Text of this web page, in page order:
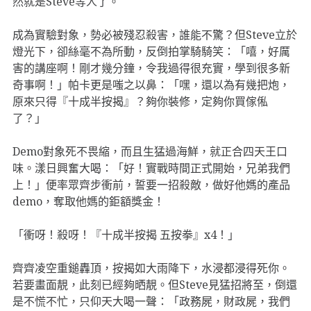
成為實驗對象，勢必被殘忍殺害，誰能不驚？但Steve立於
燈光下，卻絲毫不為所動，反倒拍掌騎騎笑：「嘻，好厲
害的講座啊！剛才幾分鐘，令我過得很充實，學到很多新
奇事啊！」帕卡更是嗤之以鼻：「嘿，還以為有幾把炮，
原來只得『十成半按揭』？夠你裝修，定夠你買傢俬
了？」
Demo對象死不畏縮，而且生猛過海鮮，就正合四天王口
味。漾日興奮大喝：「好！實戰時間正式開始，兄弟我們
上！」便率眾齊步衝前，誓要一招殺敵，做好他媽的產品
demo，奪取他媽的鉅額獎金！
「衝呀！殺呀！『十成半按揭 五按拳』x4！」
齊齊凌空重鎚轟頂，按揭如大雨降下，水浸都浸得死你。
若要畫面靚，此刻已經夠晒靚。但Steve見猛招將至，倒還
是不慌不忙，只仰天大喝一聲：「政務屍，財政屍，我們